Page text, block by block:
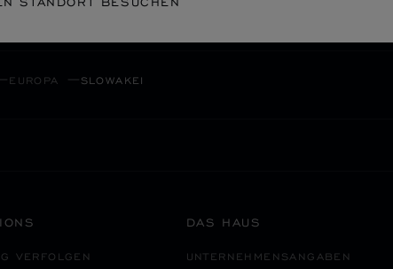
EUROPA SLOWAKEI
VERFOLGEN
DAS HAUS
UNTERNEHMENSANGABEN